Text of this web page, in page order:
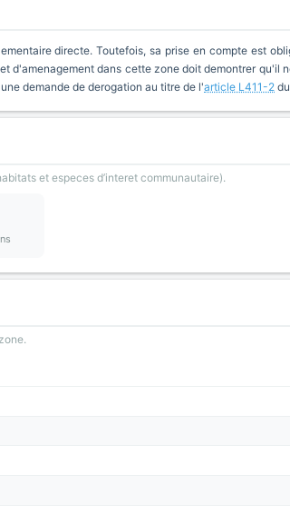
directe. Toutefois, sa prise en compte est
d'amenagement dans cette zone doit demontrer qu'il
demande de derogation au titre de l'article L411-2
et especes d’interet communautaire).